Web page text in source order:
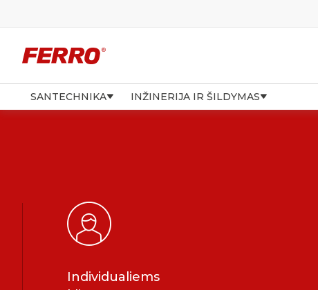
SANTECHNIKA INŽINERIJA IR ŠILDYMAS
Individualiems